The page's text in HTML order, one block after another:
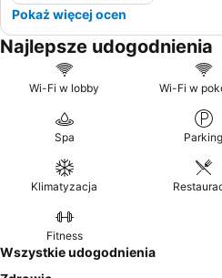
Pokaż więcej ocen
Najlepsze udogodnienia
Wi-Fi w lobby Wi-Fi w
Spa Parking
Klimatyzacja
Fitness
Wszystkie udogodnienia